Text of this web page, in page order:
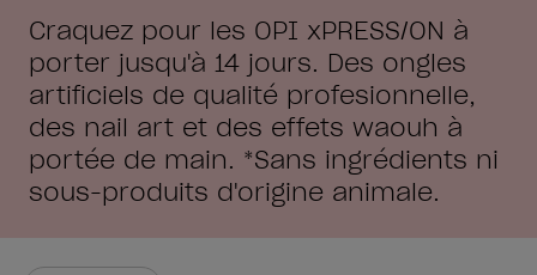
Craquez pour les OPI xPRESS/ON à
porter jusqu'à 14 jours. Des ongles
artificiels de qualité profesionnelle,
des nail art et des effets waouh à
portée de main. *Sans ingrédients ni
sous-produits d'origine animale.